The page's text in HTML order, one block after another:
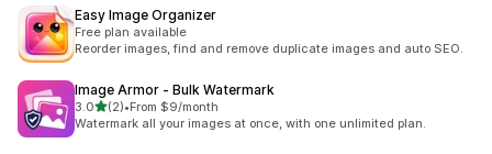
Easy Image Organizer
Free plan available
Reorder images, find and remove duplicate images and auto SEO.
Image Armor ‑ Bulk Watermark
3.0เต็ม 5 ดาว
(2)
ทั้งหมด 2 รีวิว
•From $9/month
Watermark all your images at once, with one unlimited plan.